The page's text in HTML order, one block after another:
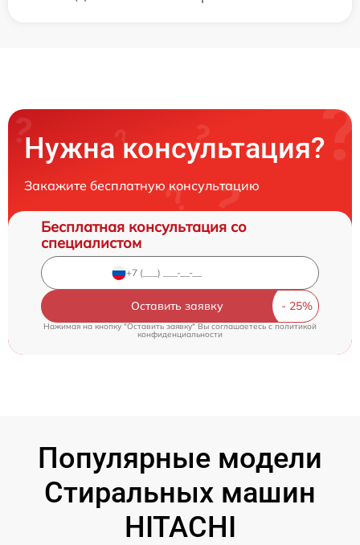
Нужна консультация?
Закажите бесплатную консультацию
Бесплатная консультация со
специалистом
Оставить заявку
Нажимая на кнопку "Оставить заявку" Вы соглашаетесь cполитикой
конфиденциальности
Популярные модели
Стиральных машин
HITACHI